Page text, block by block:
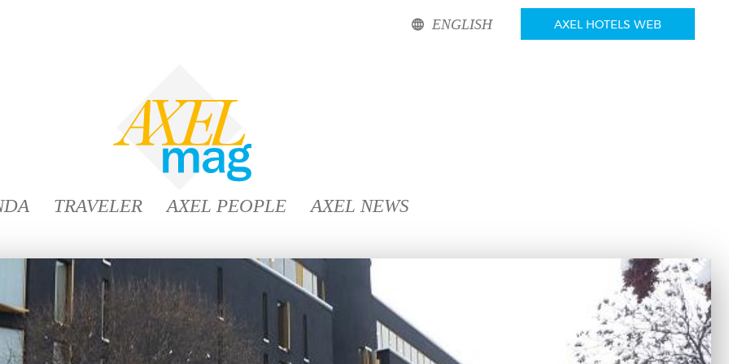
ENGLISH AXEL HOTELS WEB
TRAVELER AXEL PEOPLE AXEL NEWS